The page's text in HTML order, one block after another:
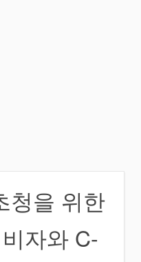
청을 위한
자와 C-